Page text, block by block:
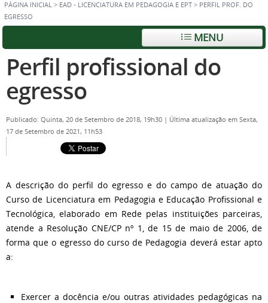
PÁGINA INICIAL > EAD - LICENCIATURA EM PEDAGOGIA E EPT > PERFIL PROF. DO
EGRESSO
MENU
Perfil profissional do
egresso
Publicado: Quinta, 20 de Setembro de 2018, 19h30 | Última atualização em Sexta,
17 de Setembro de 2021, 11h53
A descrição do perfil do egresso e do campo de atuação do
Curso de Licenciatura em Pedagogia e Educação Profissional e
Tecnológica, elaborado em Rede pelas instituições parceiras,
atende a Resolução CNE/CP nº 1, de 15 de maio de 2006, de
forma que o egresso do curso de Pedagogia deverá estar apto
a:
Exercer a docência e/ou outras atividades pedagógicas na